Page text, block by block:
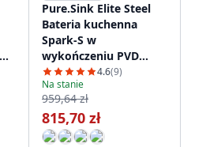
Pure.Sink Elite Steel
Bateria kuchenna
Spark-S w
wykończeniu PVD
szczotkowanego złota
z wysuwaną wylewką
PS8041-60
4.6(9)
Na stanie
959,64 zł
815,70 zł